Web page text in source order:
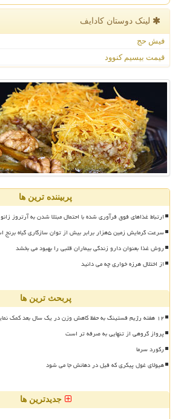
لینک دوستان كادایف
فیش حج
قیمت بیسیم کنوود
پربیننده ترین ها
ارتباط غذاهای فوق فرآوری شده با احتمال مبتلا شدن به آرتروز زانو
سرعت گرمایش زمین ۵هزار برابر بیش از توان سازگاری گیاه برنج است
روش غذا بعنوان دارو زندگی بیماران قلبی را بهبود می بخشد
از اختلال هرزه خواری چه می دانید
پربحث ترین ها
۱۲ هفته رژیم فستینگ به حفظ کاهش وزن در یک سال بعد کمک نماید
پرواز گروهی از تنهایی به صرفه تر است
رکورد سرما
هیولای غول پیکری که فیل در دهانش جا می شود
جدیدترین ها